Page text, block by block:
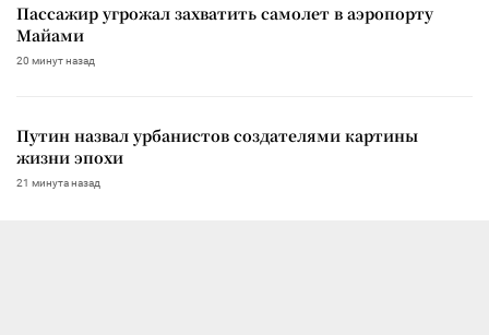
Пассажир угрожал захватить самолет в аэропорту
Майами
20 минут назад
Путин назвал урбанистов создателями картины
жизни эпохи
21 минута назад